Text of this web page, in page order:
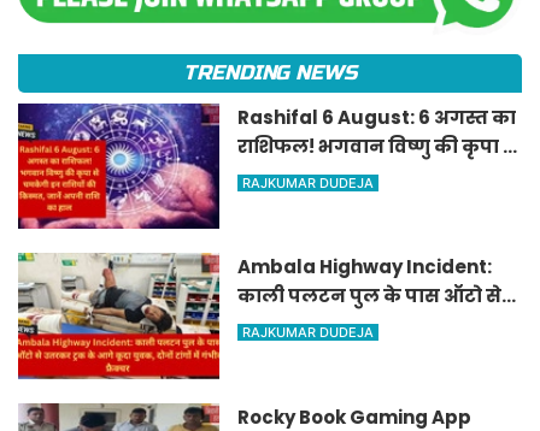
TRENDING NEWS
Rashifal 6 August: 6 अगस्त का
राशिफल! भगवान विष्णु की कृपा से
चमकेगी इन राशियों की किस्मत,
RAJKUMAR DUDEJA
Ambala Highway Incident:
काली पलटन पुल के पास ऑटो से
उतरकर ट्रक के आगे कूदा युवक,
RAJKUMAR DUDEJA
Rocky Book Gaming App